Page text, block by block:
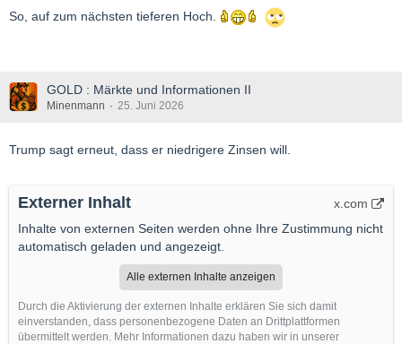
So, auf zum nächsten tieferen Hoch.
GOLD : Märkte und Informationen II
Minenmann 25. Juni 2026
Trump sagt erneut, dass er niedrigere Zinsen will.
Externer Inhalt
x.com
Inhalte von externen Seiten werden ohne Ihre Zustimmung nicht
automatisch geladen und angezeigt.
Alle externen Inhalte anzeigen
Durch die Aktivierung der externen Inhalte erklären Sie sich damit
einverstanden, dass personenbezogene Daten an Drittplattformen
übermittelt werden. Mehr Informationen dazu haben wir in unserer